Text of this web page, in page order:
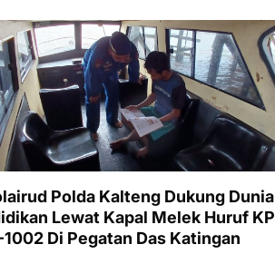
Polda Kalteng Dukung Dunia
Lewat Kapal Melek Huruf KP
Di Pegatan Das Katingan